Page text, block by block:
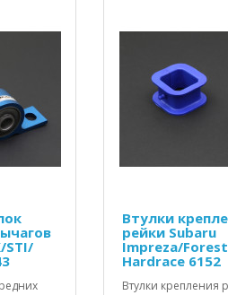
STI/
Втулки
рейки Subaru
Impreza/
Hardrace 6152
Втулки крепления